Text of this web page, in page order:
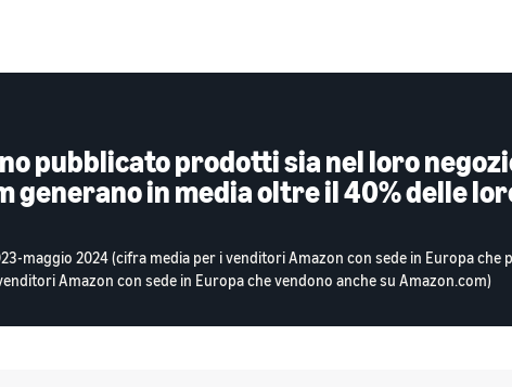
pubblicato prodotti sia nel loro
generano in media oltre il 40% delle
maggio 2024 (cifra media per i venditori Amazon con sede in Europa che
Amazon con sede in Europa che vendono anche su Amazon.com)